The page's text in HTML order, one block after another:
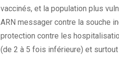
vaccinés, et la population plus
ARN messager contre la souche
protection contre les
(de 2 à 5 fois inférieure) et